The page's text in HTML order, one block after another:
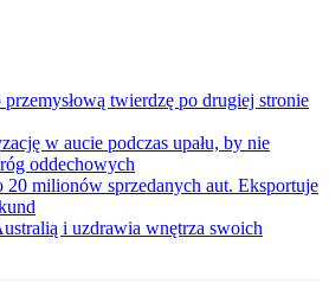
przemysłową twierdzę po drugiej stronie
w aucie podczas upału, by nie
oddechowych
20 milionów sprzedanych aut. Eksportuje
i uzdrawia wnętrza swoich